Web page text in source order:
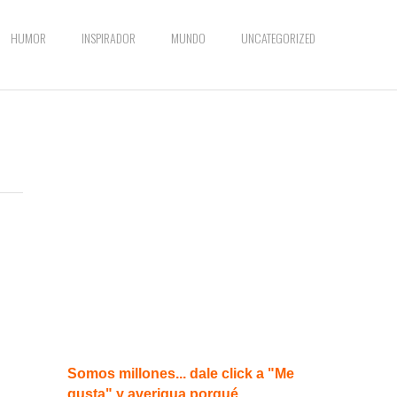
HUMOR INSPIRADOR MUNDO UNCATEGORIZED
Somos millones... dale click a "Me
gusta" y averigua porqué